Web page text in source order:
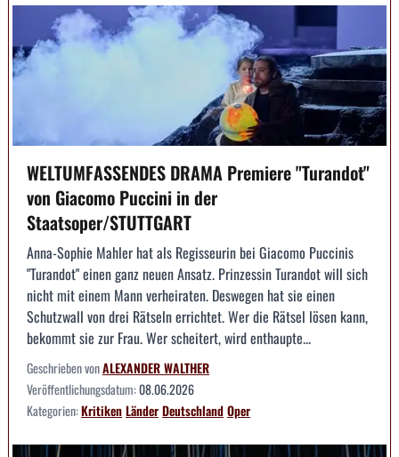
WELTUMFASSENDES DRAMA Premiere "Turandot"
von Giacomo Puccini in der
Staatsoper/STUTTGART
Anna-Sophie Mahler hat als Regisseurin bei Giacomo Puccinis
"Turandot" einen ganz neuen Ansatz. Prinzessin Turandot will sich
nicht mit einem Mann verheiraten. Deswegen hat sie einen
Schutzwall von drei Rätseln errichtet. Wer die Rätsel lösen kann,
bekommt sie zur Frau. Wer scheitert, wird enthaupte...
Geschrieben vonALEXANDER WALTHER
Veröffentlichungsdatum:08.06.2026
Kategorien:KritikenLänderDeutschlandOper